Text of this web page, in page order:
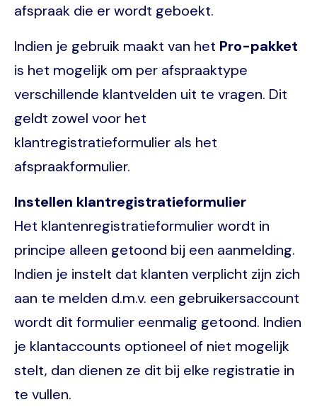
afspraak die er wordt geboekt.
Indien je gebruik maakt van het Pro-pakket
is het mogelijk om per afspraaktype
verschillende klantvelden uit te vragen. Dit
geldt zowel voor het
klantregistratieformulier als het
afspraakformulier.
Instellen klantregistratieformulier
Het klantenregistratieformulier wordt in
principe alleen getoond bij een aanmelding.
Indien je instelt dat klanten verplicht zijn zich
aan te melden d.m.v. een gebruikersaccount
wordt dit formulier eenmalig getoond. Indien
je klantaccounts optioneel of niet mogelijk
stelt, dan dienen ze dit bij elke registratie in
te vullen.